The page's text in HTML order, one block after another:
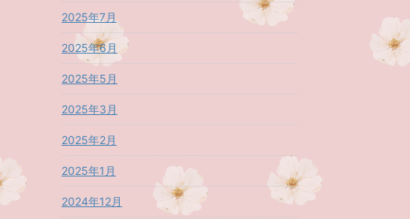
2025年7月
2025年6月
2025年5月
2025年3月
2025年2月
2025年1月
2024年12月